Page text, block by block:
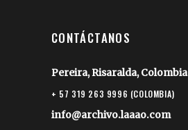
CONTÁCTANOS
Pereira, Risaralda, Colombia
+ 57 319 263 9996 (COLOMBIA)
info@archivo.laaao.com